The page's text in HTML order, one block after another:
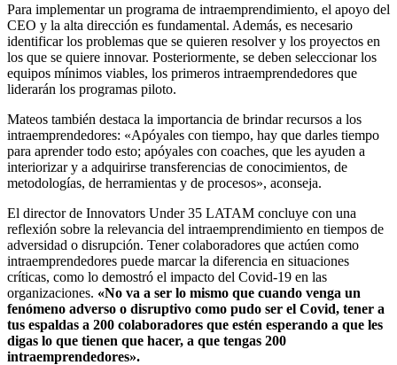
Para implementar un programa de intraemprendimiento, el apoyo del
CEO y la alta dirección es fundamental. Además, es necesario
identificar los problemas que se quieren resolver y los proyectos en
los que se quiere innovar. Posteriormente, se deben seleccionar los
equipos mínimos viables, los primeros intraemprendedores que
liderarán los programas piloto.
Mateos también destaca la importancia de brindar recursos a los
intraemprendedores: «Apóyales con tiempo, hay que darles tiempo
para aprender todo esto; apóyales con coaches, que les ayuden a
interiorizar y a adquirirse transferencias de conocimientos, de
metodologías, de herramientas y de procesos», aconseja.
El director de Innovators Under 35 LATAM concluye con una
reflexión sobre la relevancia del intraemprendimiento en tiempos de
adversidad o disrupción. Tener colaboradores que actúen como
intraemprendedores puede marcar la diferencia en situaciones
críticas, como lo demostró el impacto del Covid-19 en las
organizaciones. «No va a ser lo mismo que cuando venga un
fenómeno adverso o disruptivo como pudo ser el Covid, tener a
tus espaldas a 200 colaboradores que estén esperando a que les
digas lo que tienen que hacer, a que tengas 200
intraemprendedores».